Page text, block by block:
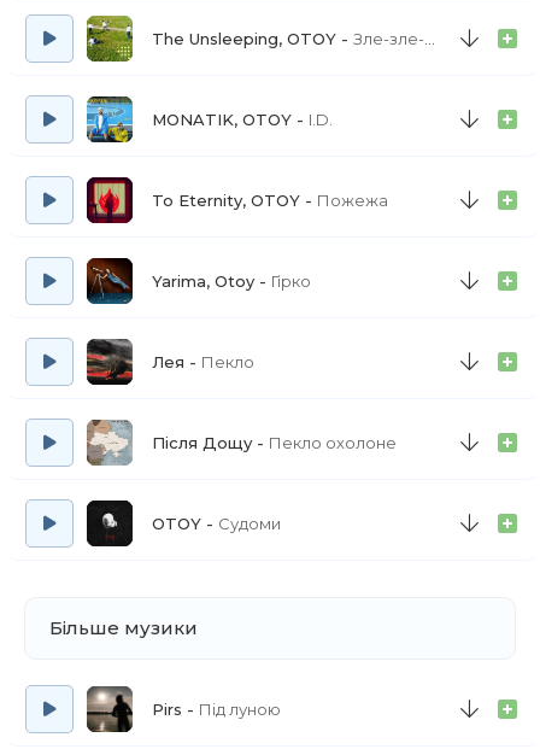
The Unsleeping, OTOY Зле-зле-зле
MONATIK, OTOY I.D.
To Eternity, OTOY Пожежа
Yarima, Otoy Гірко
Лея Пекло
Після Дощу Пекло охолоне
OTOY Судоми
Більше музики
Pirs Під луною